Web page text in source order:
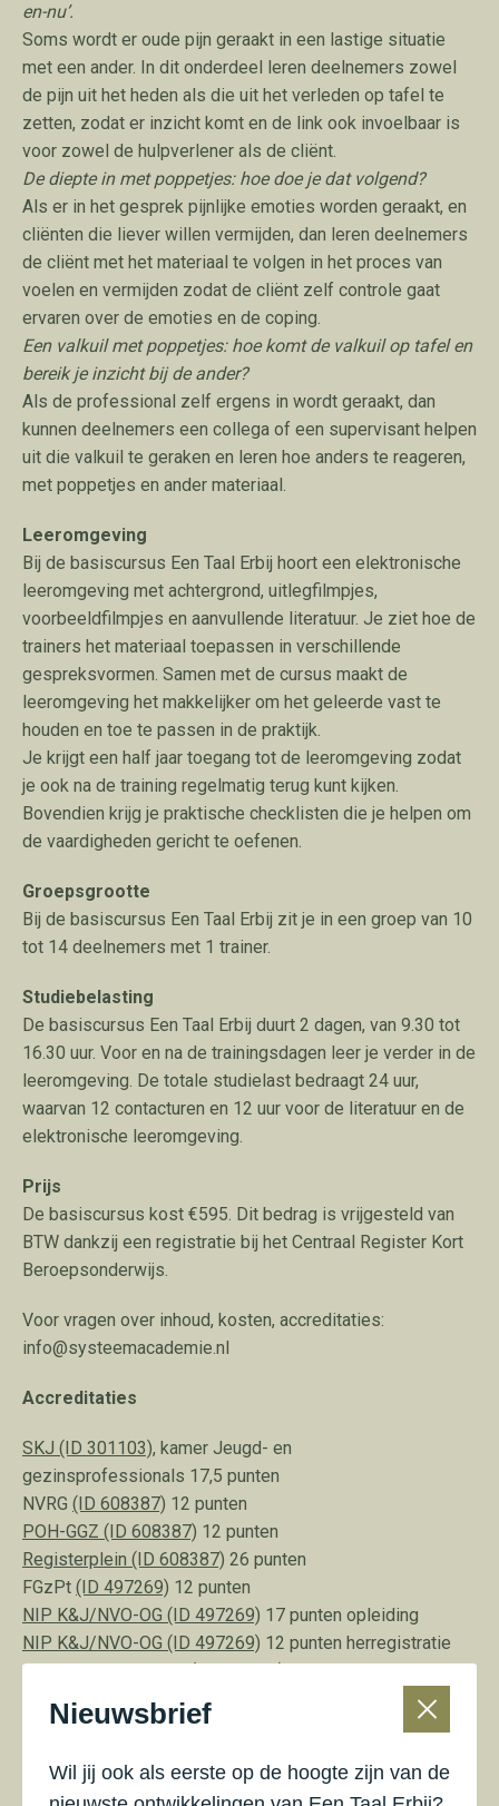
en-nu’.
Soms wordt er oude pijn geraakt in een lastige situatie
met een ander. In dit onderdeel leren deelnemers zowel
de pijn uit het heden als die uit het verleden op tafel te
zetten, zodat er inzicht komt en de link ook invoelbaar is
voor zowel de hulpverlener als de cliënt.
De diepte in met poppetjes: hoe doe je dat volgend?
Als er in het gesprek pijnlijke emoties worden geraakt, en
cliënten die liever willen vermijden, dan leren deelnemers
de cliënt met het materiaal te volgen in het proces van
voelen en vermijden zodat de cliënt zelf controle gaat
ervaren over de emoties en de coping.
Een valkuil met poppetjes: hoe komt de valkuil op tafel en
bereik je inzicht bij de ander?
Als de professional zelf ergens in wordt geraakt, dan
kunnen deelnemers een collega of een supervisant helpen
uit die valkuil te geraken en leren hoe anders te reageren,
met poppetjes en ander materiaal.
Leeromgeving
Bij de basiscursus Een Taal Erbij hoort een elektronische
leeromgeving met achtergrond, uitlegfilmpjes,
voorbeeldfilmpjes en aanvullende literatuur. Je ziet hoe de
trainers het materiaal toepassen in verschillende
gespreksvormen. Samen met de cursus maakt de
leeromgeving het makkelijker om het geleerde vast te
houden en toe te passen in de praktijk.
Je krijgt een half jaar toegang tot de leeromgeving zodat
je ook na de training regelmatig terug kunt kijken.
Bovendien krijg je praktische checklisten die je helpen om
de vaardigheden gericht te oefenen.
Groepsgrootte
Bij de basiscursus Een Taal Erbij zit je in een groep van 10
tot 14 deelnemers met 1 trainer.
Studiebelasting
De basiscursus Een Taal Erbij duurt 2 dagen, van 9.30 tot
16.30 uur. Voor en na de trainingsdagen leer je verder in de
leeromgeving. De totale studielast bedraagt 24 uur,
waarvan 12 contacturen en 12 uur voor de literatuur en de
elektronische leeromgeving.
Prijs
De basiscursus kost €595. Dit bedrag is vrijgesteld van
BTW dankzij een registratie bij het Centraal Register Kort
Beroepsonderwijs.
Voor vragen over inhoud, kosten, accreditaties:
info@systeemacademie.nl
Accreditaties
SKJ (ID 301103), kamer Jeugd- en
gezinsprofessionals 17,5 punten
NVRG (ID 608387) 12 punten
POH-GGZ (ID 608387) 12 punten
Registerplein (ID 608387) 26 punten
FGzPt (ID 497269) 12 punten
NIP K&J/NVO-OG (ID 497269) 17 punten opleiding
NIP K&J/NVO-OG (ID 497269) 12 punten herregistratie
Register Vaktherapie (ID 608387)22 punten
NVP Kwaliteitsregister Psychotherapie (ID 608387) 12
punten
Kwaliteitsregister V&V Zorgprofessionals SPV (ID
Nieuwsbrief
Wil jij ook als eerste op de hoogte zijn van de